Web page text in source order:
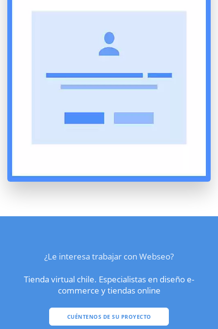
¿Le interesa trabajar con Webseo?
Tienda virtual chile. Especialistas en diseño e-
commerce y tiendas online
CUÉNTENOS DE SU PROYECTO